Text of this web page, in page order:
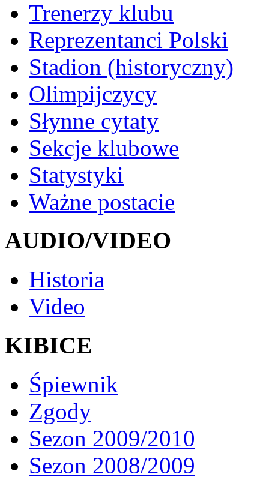
Trenerzy klubu
Reprezentanci Polski
Stadion (historyczny)
Olimpijczycy
Słynne cytaty
Sekcje klubowe
Statystyki
Ważne postacie
AUDIO/VIDEO
Historia
Video
KIBICE
Śpiewnik
Zgody
Sezon 2009/2010
Sezon 2008/2009